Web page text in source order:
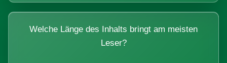
Welche Länge des Inhalts bringt am meisten
Leser?